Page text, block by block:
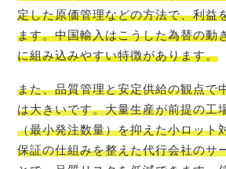
定した原価管理などの方法で、利益
ます。中国輸入はこうした為替の動
に組み込みやすい特徴があります。
また、品質管理と安定供給の観点で
は大きいです。大量生産が前提の工
（最小発注数量）を抑えた小ロット
保証の仕組みを整えた代行会社のサ